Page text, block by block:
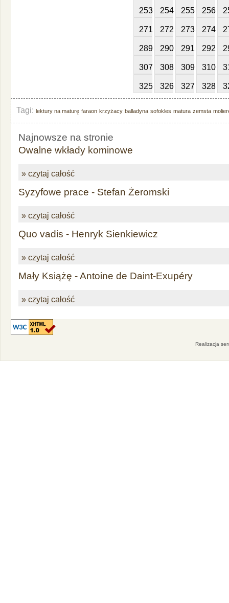
253 254 255 256
271 272 273 274
289 290 291 292
307 308 309 310
325 326 327 328
Tagi: lektury na maturę faraon krzyżacy balladyna sofokles matura zemsta
Najnowsze na stronie
Owalne wkłady kominowe
» czytaj całość
Syzyfowe prace - Stefan Żeromski
» czytaj całość
Quo vadis - Henryk Sienkiewicz
» czytaj całość
Mały Książę - Antoine de Daint-Exupéry
» czytaj całość
Realizacja